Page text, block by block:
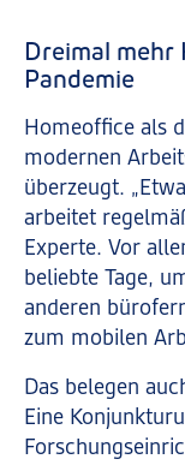
Dreimal mehr
Pandemie
Homeoffice als
modernen
überzeugt.
arbeitet
Experte. Vor
beliebte Tage,
anderen
zum mobilen
Das belegen
Eine